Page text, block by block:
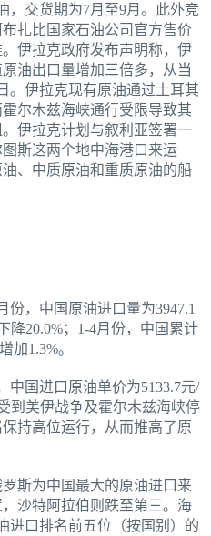
，交货期为7月至9月。此外竞
扎比国家石油公司官方售价
伊拉克政府发布声明称，伊
油出口量增加三倍多，从当
。伊拉克现有原油通过土耳其
尔木兹海峡通行受限导致其
伊拉克计划与叙利亚签署一
斯这两个地中海港口来运
、中质原油和重质原油的船
份，中国原油进口量为3947.1
降20.0%；1-4月份，中国累计
加1.3%。
中国进口原油单价为5133.7元/
到美伊战争及霍尔木兹海峡停
持高位运行，从而推高了原
斯为中国最大的原油进口来
沙特阿拉伯则跌至第三。海
进口排名前五位（按国别）的